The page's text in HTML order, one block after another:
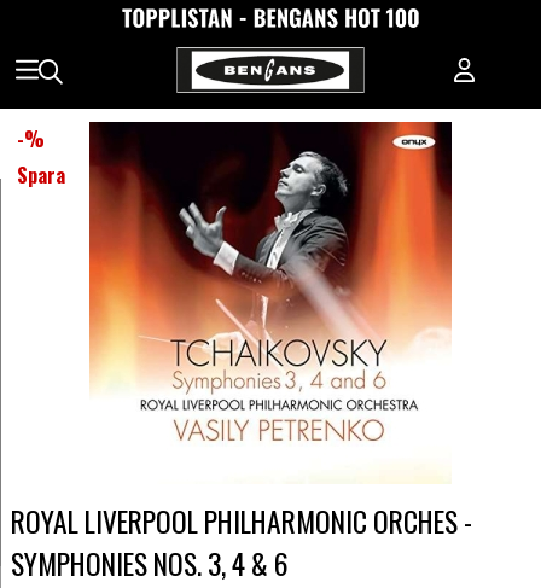
-%
Spara
ROYAL LIVERPOOL PHILHARMONIC ORCHES -
SYMPHONIES NOS. 3, 4 & 6